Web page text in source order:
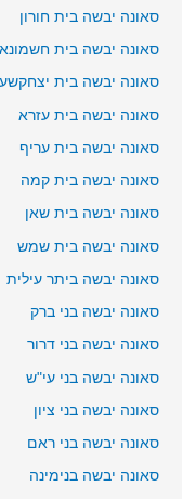
סאונה יבשה בית חורון
סאונה יבשה בית
סאונה יבשה בית
סאונה יבשה בית עזרא
סאונה יבשה בית עריף
סאונה יבשה בית קמה
סאונה יבשה בית שאן
סאונה יבשה בית שמש
סאונה יבשה ביתר עילית
סאונה יבשה בני ברק
סאונה יבשה בני דרור
סאונה יבשה בני עי"ש
סאונה יבשה בני ציון
סאונה יבשה בני ראם
סאונה יבשה בנימינה